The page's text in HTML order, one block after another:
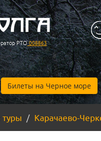
РТО008863
Билеты на Черное море
туры Карачаево-